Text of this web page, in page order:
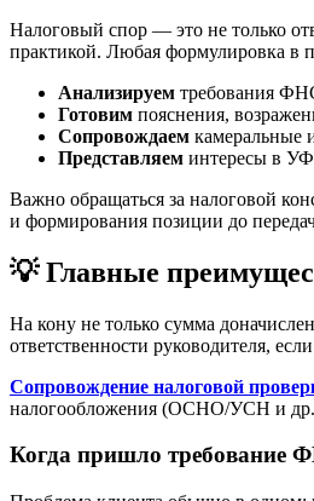
Налоговый спор — это не только
практикой. Любая формулировка в
Анализируем требования
Готовим пояснения,
Сопровождаем камеральные
Представляем интересы в
Важно обращаться за налоговой
и формирования позиции до
💡 Главные
На кону не только сумма
ответственности руководителя,
Сопровождение налоговой
налогообложения (ОСНО/УСН и
Когда пришло требование